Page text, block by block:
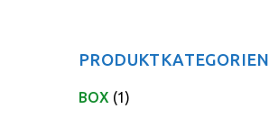
PRODUKTKATEGORIEN
BOX (1)